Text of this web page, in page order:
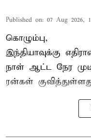
Published on: 07 Aug 2026,
கொழும்பு,
இந்தியாவுக்கு
நாள் ஆட்ட நேர
ரன்கள்